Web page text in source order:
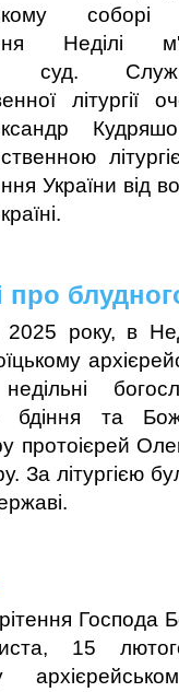
Неділі
суд.
літургії
України від
про
року, в
недільні
бдіння та
протоієрей
За літургією
Господа
15